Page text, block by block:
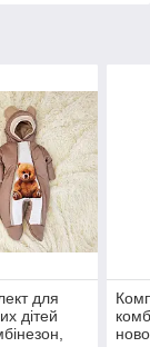
для
дітей